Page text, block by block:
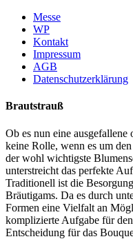
Messe
WP
Kontakt
Impressum
AGB
Datenschutzerklärung
Brautstrauß
Ob es nun eine
keine Rolle, wenn es um
der wohl wichtigste
unterstreicht das perfekte
Traditionell ist die
Bräutigams. Da es durch
Formen eine Vielfalt an
komplizierte Aufgabe für
Entscheidung für das